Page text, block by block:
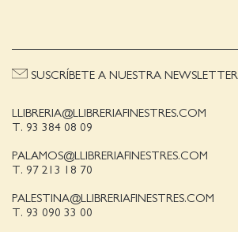
LLIBRERIA@LLIBRERIAFINESTRES.COM
T. 93 384 08 09
PALAMOS@LLIBRERIAFINESTRES.COM
T. 97 213 18 70
PALESTINA@LLIBRERIAFINESTRES.COM
T. 93 090 33 00
SUSCRÍBETE A NUESTRA NEWSLETTER